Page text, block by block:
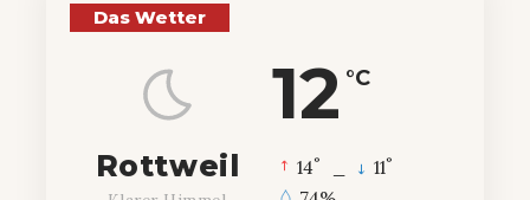
Das Wetter
12 °C
Rottweil 14° 11°